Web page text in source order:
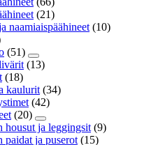
(21)
naamiaispäähineet (10)
(51)
(13)
(18)
kaulurit (34)
(42)
(20)
housut ja leggingsit (9)
paidat ja puserot (15)